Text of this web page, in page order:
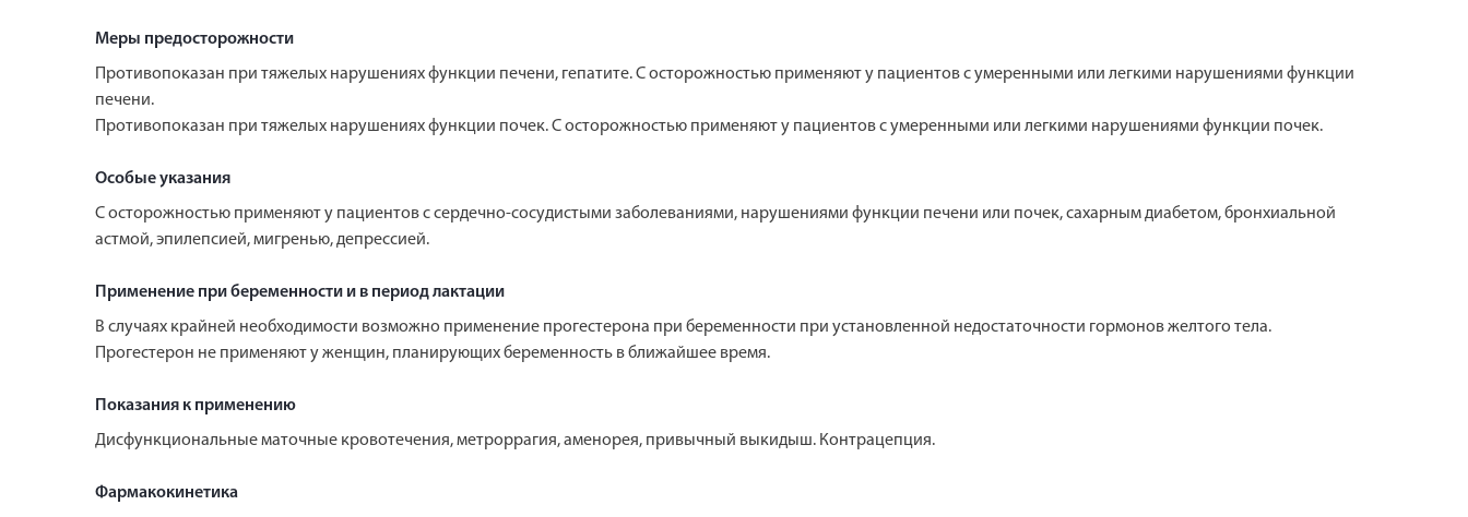
Меры предосторожности
Противопоказан при тяжелых нарушениях функции печени, гепатите. С осторожностью применяют у пациентов с умеренными или легкими нарушениями функции
печени.
Противопоказан при тяжелых нарушениях функции почек. С осторожностью применяют у пациентов с умеренными или легкими нарушениями функции почек.
Особые указания
С осторожностью применяют у пациентов с сердечно-сосудистыми заболеваниями, нарушениями функции печени или почек, сахарным диабетом, бронхиальной
астмой, эпилепсией, мигренью, депрессией.
Применение при беременности и в период лактации
В случаях крайней необходимости возможно применение прогестерона при беременности при установленной недостаточности гормонов желтого тела.
Прогестерон не применяют у женщин, планирующих беременность в ближайшее время.
Показания к применению
Дисфункциональные маточные кровотечения, метроррагия, аменорея, привычный выкидыш. Контрацепция.
Фармакокинетика